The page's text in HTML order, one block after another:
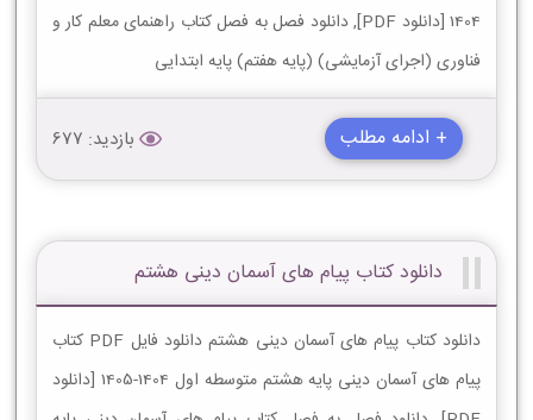
1404 [دانلود PDF], دانلود فصل به فصل کتاب راهنمای معلم کار و
فناوری (اجرای آزمایشی) (پایه هفتم) پایه ابتدایی
+ ادامه مطلب بازدید: 677
دانلود کتاب پیام های آسمان دینی هشتم
دانلود کتاب پیام های آسمان دینی هشتم دانلود فایل PDF کتاب
پیام های آسمان دینی پایه هشتم متوسطه اول 1404-1405 [دانلود